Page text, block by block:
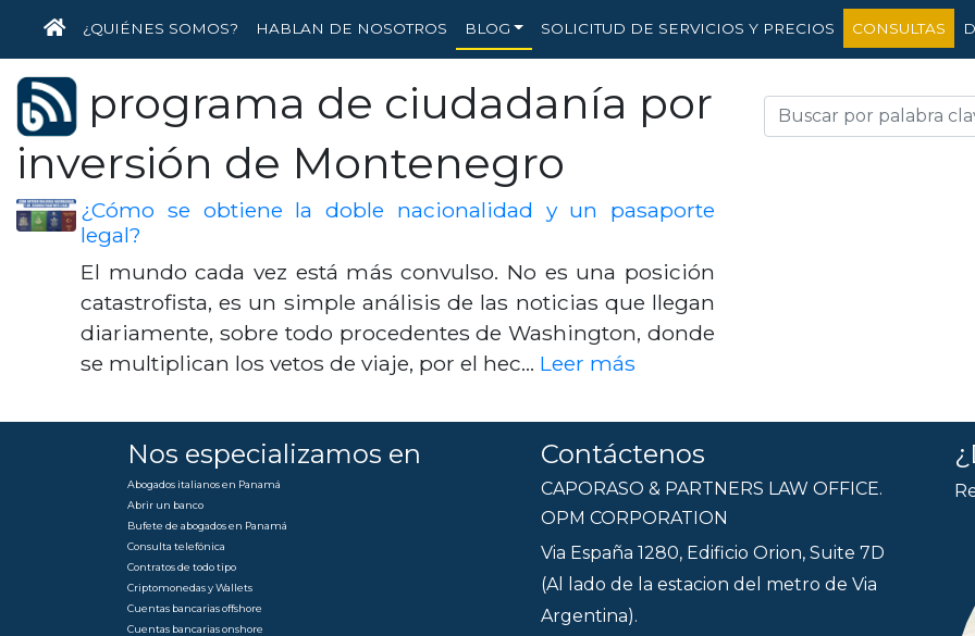
INICIO
¿QUIÉNES SOMOS? HABLAN DE NOSOTROS BLOG SOLICITUD DE SERVICIOS Y PRECIOS CONSULTAS
programa de ciudadanía por
inversión de Montenegro
¿Cómo se obtiene la doble nacionalidad y un pasaporte
legal?
El mundo cada vez está más convulso. No es una posición
catastrofista, es un simple análisis de las noticias que llegan
diariamente, sobre todo procedentes de Washington, donde
se multiplican los vetos de viaje, por el hec… Leer más
Nos especializamos en
Abogados italianos en Panamá
Abrir un banco
Bufete de abogados en Panamá
Consulta telefónica
Contratos de todo tipo
Criptomonedas y Wallets
Cuentas bancarias offshore
Cuentas bancarias onshore
Contáctenos
CAPORASO & PARTNERS LAW OFFICE.
OPM CORPORATION
Via España 1280, Edificio Orion, Suite 7D
(Al lado de la estacion del metro de Via
Argentina).